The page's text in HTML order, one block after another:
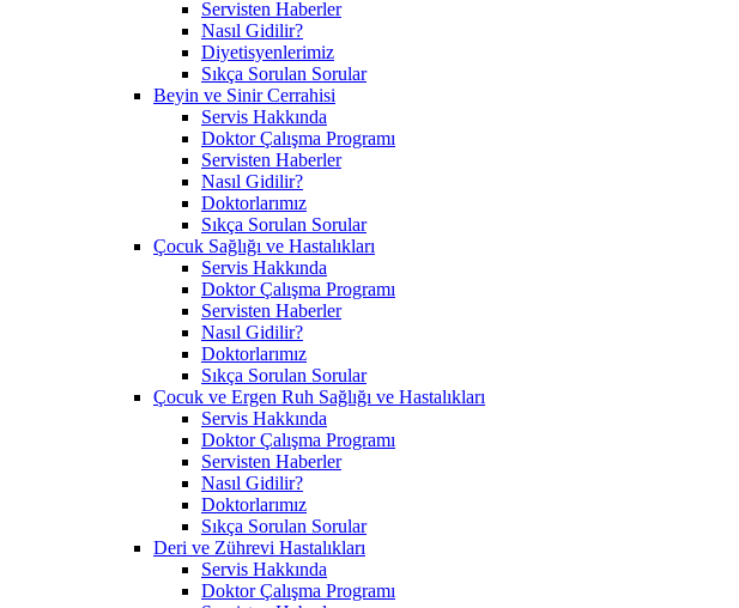
Servisten Haberler
Nasıl Gidilir?
Diyetisyenlerimiz
Sıkça Sorulan Sorular
Beyin ve Sinir Cerrahisi
Servis Hakkında
Doktor Çalışma Programı
Servisten Haberler
Nasıl Gidilir?
Doktorlarımız
Sıkça Sorulan Sorular
Çocuk Sağlığı ve Hastalıkları
Servis Hakkında
Doktor Çalışma Programı
Servisten Haberler
Nasıl Gidilir?
Doktorlarımız
Sıkça Sorulan Sorular
Çocuk ve Ergen Ruh Sağlığı ve Hastalıkları
Servis Hakkında
Doktor Çalışma Programı
Servisten Haberler
Nasıl Gidilir?
Doktorlarımız
Sıkça Sorulan Sorular
Deri ve Zührevi Hastalıkları
Servis Hakkında
Doktor Çalışma Programı